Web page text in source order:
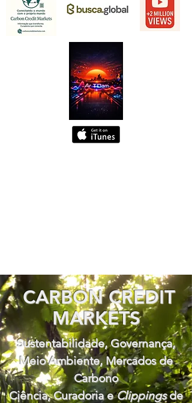
CARBON CREDIT
MARKETS
Sustentabilidade, Governança,
Meio Ambiente, Mercados de
Carbono
Ciência, Curadoria eClippingsde